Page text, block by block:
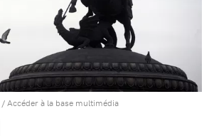
/ Accéder à la base multimédia